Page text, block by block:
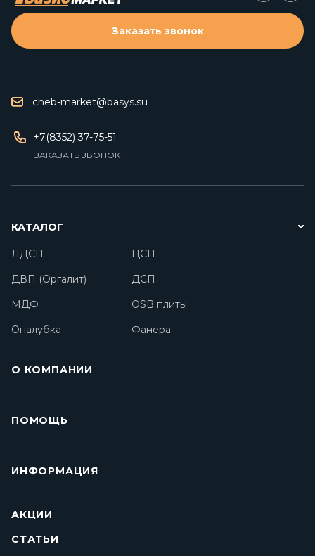
cheb-market@basys.su
+7(8352) 37-75-51
ЗАКАЗАТЬ ЗВОНОК
Заказать звонок
КАТАЛОГ
ЛДСП
ЦСП
ДВП (Оргалит)
ДСП
МДФ
OSB плиты
Опалубка
Фанера
О КОМПАНИИ
ПОМОЩЬ
ИНФОРМАЦИЯ
АКЦИИ
СТАТЬИ